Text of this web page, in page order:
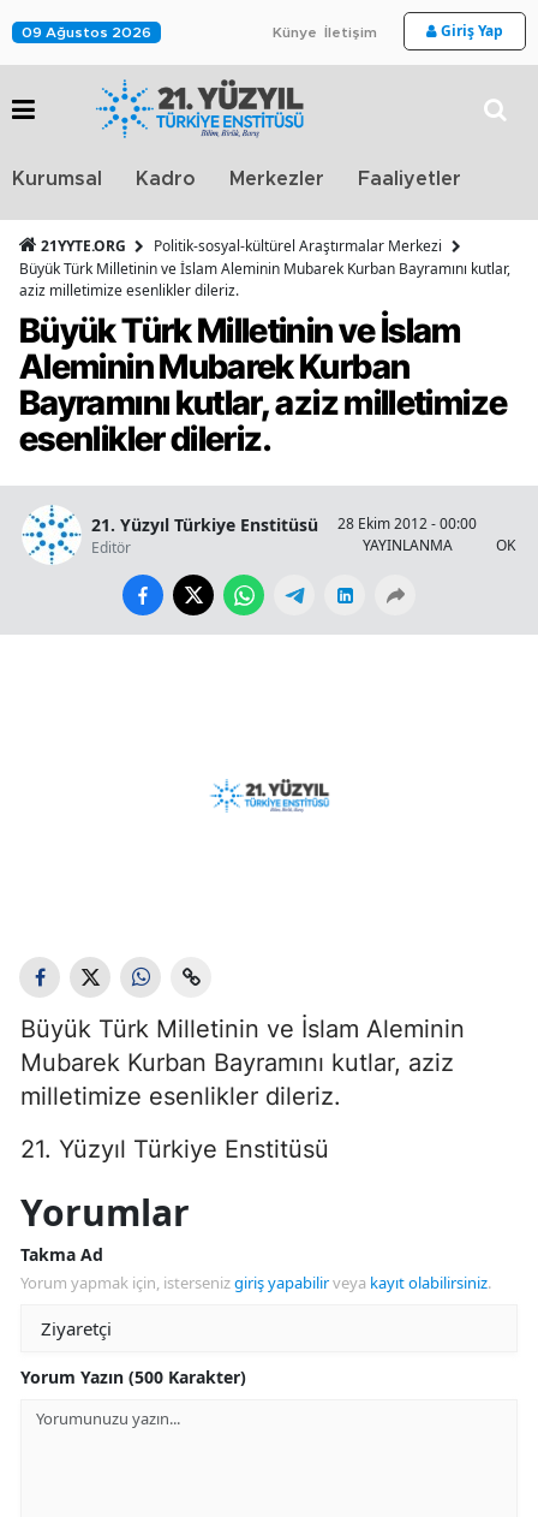
09 Ağustos 2026 Künye İletişim Giriş Yap
Kurumsal Kadro Merkezler Faaliyetler
21YYTE.ORG
Politik-sosyal-kültürel Araştırmalar Merkezi
Büyük Türk Milletinin ve İslam Aleminin Mubarek Kurban Bayramını kutlar,
aziz milletimize esenlikler dileriz.
Büyük Türk Milletinin ve İslam
Aleminin Mubarek Kurban
Bayramını kutlar, aziz milletimize
esenlikler dileriz.
21. Yüzyıl Türkiye Enstitüsü
Editör
28 Ekim 2012 - 00:00
YAYINLANMA
Büyük Türk Milletinin ve İslam Aleminin
Mubarek Kurban Bayramını kutlar, aziz
milletimize esenlikler dileriz.
21. Yüzyıl Türkiye Enstitüsü
Yorumlar
Takma Ad
Yorum yapmak için, istersenizgiriş yapabilirveya kayıt olabilirsiniz.
Yorum Yazın (500 Karakter)